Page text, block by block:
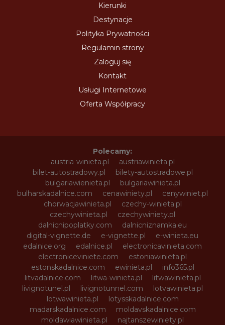
Kierunki
Destynacje
Polityka Prywatności
Regulamin strony
Zaloguj się
Kontakt
Usługi Internetowe
Oferta Współpracy
Polecamy:
austria-winieta.pl
austriawinieta.pl
bilet-autostradowy.pl
bilety-autostradowe.pl
bulgariawienieta.pl
bulgariawinieta.pl
bulharskadalnice.com
cenawiniety.pl
cenywiniet.pl
chorwacjawinieta.pl
czechy-winieta.pl
czechywinieta.pl
czechywiniety.pl
dalnicnipoplatky.com
dalnicniznamka.eu
digital-vignette.de
e-vignette.pl
e-winieta.eu
edalnice.org
edalnice.pl
electronicavinieta.com
electroniceviniete.com
estoniawinieta.pl
estonskadalnice.com
ewinieta.pl
info365.pl
litvadalnice.com
litwa-winieta.pl
litwawinieta.pl
livignotunel.pl
livignotunnel.com
lotvawinieta.pl
lotwawinieta.pl
lotysskadalnice.com
madarskadalnice.com
moldavskadalnice.com
moldawiawinieta.pl
najtanszewiniety.pl